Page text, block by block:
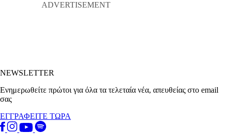
NEWSLETTER
Ενημερωθείτε πρώτοι για όλα τα τελεταία νέα, απευθείας στο email
σας
ΕΓΓΡΑΦΕΙΤΕ ΤΩΡΑ